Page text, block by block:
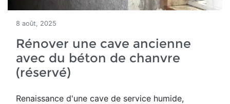
8 août, 2025
Rénover une cave ancienne
avec du béton de chanvre
(réservé)
Renaissance d'une cave de service humide,